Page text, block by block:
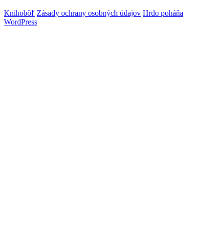
Knihobôľ Zásady ochrany osobných údajov Hrdo poháňa
WordPress